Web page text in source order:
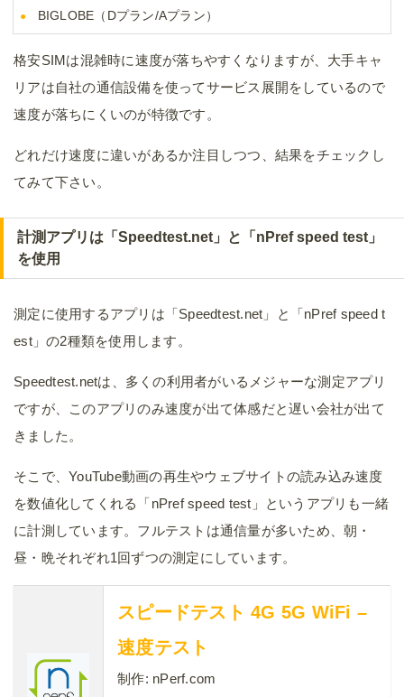
BIGLOBE（Dプラン/Aプラン）
格安SIMは混雑時に速度が落ちやすくなりますが、大手キャ
リアは自社の通信設備を使ってサービス展開をしているので
速度が落ちにくいのが特徴です。
どれだけ速度に違いがあるか注目しつつ、結果をチェックし
てみて下さい。
計測アプリは「Speedtest.net」と「nPref speed test」
を使用
測定に使用するアプリは「Speedtest.net」と「nPref speed t
est」の2種類を使用します。
Speedtest.netは、多くの利用者がいるメジャーな測定アプリ
ですが、このアプリのみ速度が出て体感だと遅い会社が出て
きました。
そこで、YouTube動画の再生やウェブサイトの読み込み速度
を数値化してくれる「nPref speed test」というアプリも一緒
に計測しています。フルテストは通信量が多いため、朝・
昼・晩それぞれ1回ずつの測定にしています。
スピードテスト 4G 5G WiFi –
速度テスト
制作: nPerf.com